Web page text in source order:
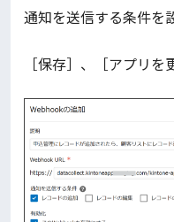
通知を送信する条件を
［保存］、［アプリを